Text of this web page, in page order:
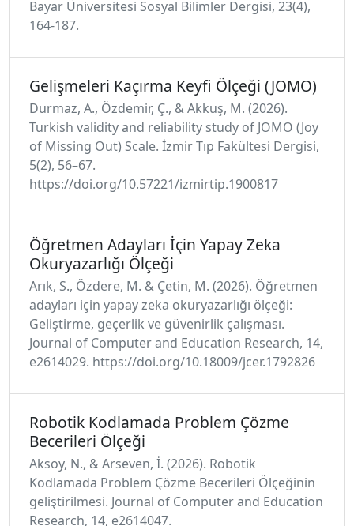
Bayar Üniversitesi Sosyal Bilimler Dergisi, 23(4),
164-187.
Gelişmeleri Kaçırma Keyfi Ölçeği (JOMO)
Durmaz, A., Özdemir, Ç., & Akkuş, M. (2026).
Turkish validity and reliability study of JOMO (Joy
of Missing Out) Scale. İzmir Tıp Fakültesi Dergisi,
5(2), 56–67.
https://doi.org/10.57221/izmirtip.1900817
Öğretmen Adayları İçin Yapay Zeka
Okuryazarlığı Ölçeği
Arık, S., Özdere, M. & Çetin, M. (2026). Öğretmen
adayları için yapay zeka okuryazarlığı ölçeği:
Geliştirme, geçerlik ve güvenirlik çalışması.
Journal of Computer and Education Research, 14,
e2614029. https://doi.org/10.18009/jcer.1792826
Robotik Kodlamada Problem Çözme
Becerileri Ölçeği
Aksoy, N., & Arseven, İ. (2026). Robotik
Kodlamada Problem Çözme Becerileri Ölçeğinin
geliştirilmesi. Journal of Computer and Education
Research, 14, e2614047.